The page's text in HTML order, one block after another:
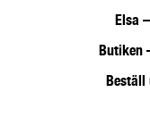
Elsa
Butiken